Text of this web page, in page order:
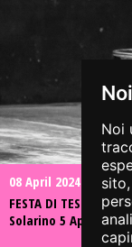
Noi
08 April 2024
FESTA DI
Solarino 5 Aprile